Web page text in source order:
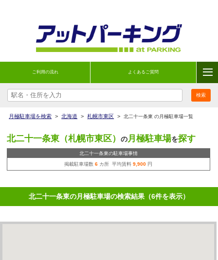
ご利用の流れ よくあるご質問
月極駐車場を検索 > 北海道 > 札幌市東区 > 北二十一条東 の月極駐車場一覧
北二十一条東（札幌市東区） の月極駐車場を探す
北二十一条東の駐車場事情
掲載駐車場数6 カ所 平均賃料9,900 円
北二十一条東の月極駐車場の検索結果（6件を表示）